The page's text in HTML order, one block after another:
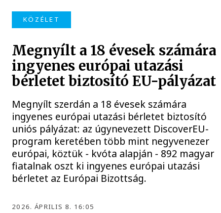
KÖZÉLET
Megnyílt a 18 évesek számára
ingyenes európai utazási
bérletet biztosító EU-pályázat
Megnyílt szerdán a 18 évesek számára
ingyenes európai utazási bérletet biztosító
uniós pályázat: az úgynevezett DiscoverEU-
program keretében több mint negyvenezer
európai, köztük - kvóta alapján - 892 magyar
fiatalnak oszt ki ingyenes európai utazási
bérletet az Európai Bizottság.
2026. ÁPRILIS 8. 16:05